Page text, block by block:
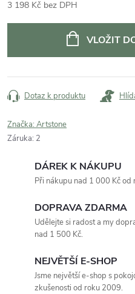
3 198 Kč bez DPH
VLOŽIT
Dotaz k produktu
Značka: Artstone
Záruka: 2
DÁREK K NÁKUPU
Při nákupu nad 1 000 Kč od
DOPRAVA ZDARMA
Udělejte si radost a my
nad 1 500 Kč.
NEJVĚTŠÍ E-SHOP
Jsme největší e-shop s
zkušenosti od roku 2009.